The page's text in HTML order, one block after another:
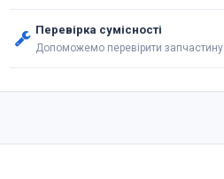
Перевірка сумісності
Допоможемо перевірити запчастину